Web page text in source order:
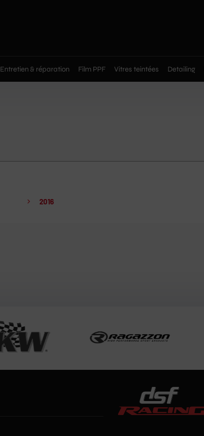
Entretien & réparation Film PPF Vitres teintées Detailing
2016